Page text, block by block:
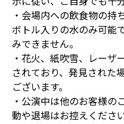
・会場内への飲食物の持
ボトル入りの水のみ可能
みできません。
・花火、紙吹雪、レーザ
されており、発見された
ございます。
・公演中は他のお客様の
動や退場はお控えくださ